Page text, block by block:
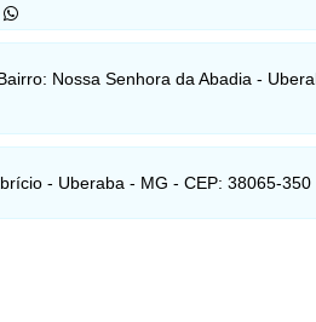
Nossa Senhora da Abadia -
- Uberaba - MG - CEP: 38065-350